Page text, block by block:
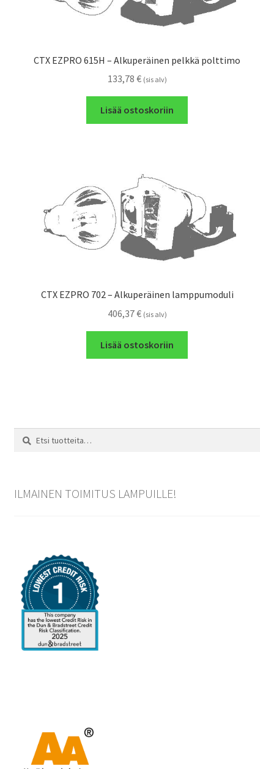
CTX EZPRO 615H – Alkuperäinen pelkkä polttimo
133,78 € (sis alv)
Lisää ostoskoriin
CTX EZPRO 702 – Alkuperäinen lamppumoduli
406,37€ (sis alv)
Lisää ostoskoriin
Etsi:
Haku
ILMAINEN TOIMITUS LAMPUILLE!